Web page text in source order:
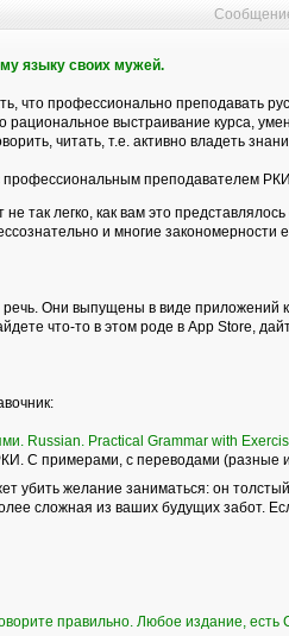
языку своих мужей.
что профессионально преподавать
выстраивание курса,
читать, т.е. активно владеть
преподавателем
так легко, как вам это
и многие закономерности
Они выпущены в виде
что-то в этом роде в Аpp Store,
Russian. Practical Grammar with
С примерами, с переводами (разные
убить желание заниматься: он
сложная из ваших будущих забот.
правильно. Любое издание, есть